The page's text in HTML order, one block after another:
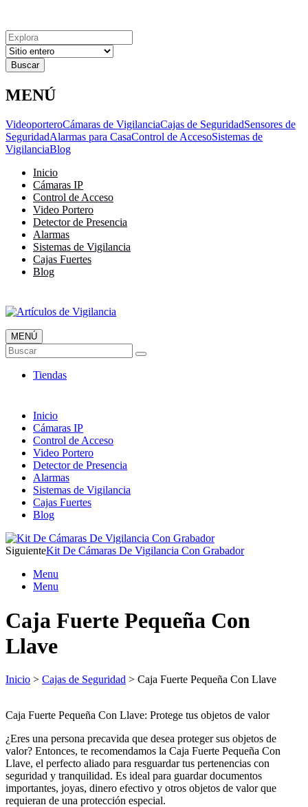
Resultados
para
MENÚ
VideoporteroCámaras de VigilanciaCajas de SeguridadSensores de
SeguridadAlarmas para CasaControl de AccesoSistemas de
VigilanciaBlog
Inicio
Cámaras IP
Control de Acceso
Video Portero
Detector de Presencia
Alarmas
Sistemas de Vigilancia
Cajas Fuertes
Blog
Artículos de Vigilancia
Envió 24/7!!!
MENÚ
Buscar
Tiendas
Inicio
Cámaras IP
Control de Acceso
Video Portero
Detector de Presencia
Alarmas
Sistemas de Vigilancia
Cajas Fuertes
Blog
SiguienteKit De Cámaras De Vigilancia Con Grabador
Menu
Menu
Caja Fuerte Pequeña Con
Llave
Inicio > Cajas de Seguridad > Caja Fuerte Pequeña Con Llave
Caja Fuerte Pequeña Con Llave: Protege tus objetos de valor
¿Eres una persona precavida que desea proteger sus objetos de
valor? Entonces, te recomendamos la Caja Fuerte Pequeña Con
Llave, el perfecto aliado para resguardar tus pertenencias con
seguridad y tranquilidad. Es ideal para guardar documentos
importantes, joyas, dinero efectivo y otros objetos de valor que
requieran de una protección especial.